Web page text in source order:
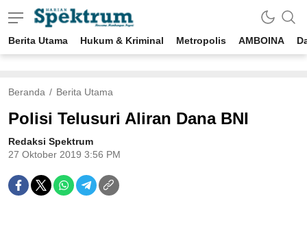
spektrumonline.com
Berita Utama Hukum & Kriminal Metropolis AMBOINA
Beranda Berita Utama
Polisi Telusuri Aliran Dana BNI
Redaksi Spektrum
27 Oktober 2019 3:56 PM